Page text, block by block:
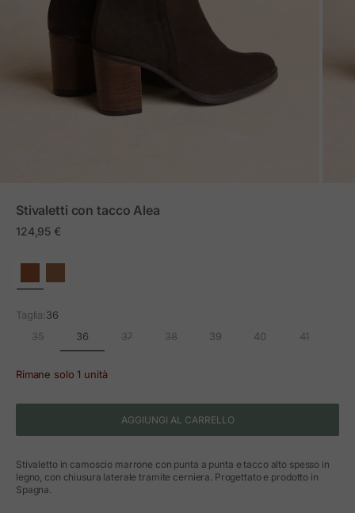
Stivaletti con tacco Alea
Prezzo in offerta
124,95 €
Taglia:36
35
36 37 38 39 40 41
Rimane solo 1 unità
AGGIUNGI AL CARRELLO
Stivaletto in camoscio marrone con punta a punta e tacco alto spesso in
legno, con chiusura laterale tramite cerniera. Progettato e prodotto in
Spagna.